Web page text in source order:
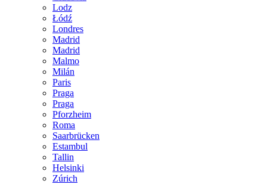
Lodz
Łódź
Londres
Madrid
Madrid
Malmo
Milán
Paris
Praga
Praga
Pforzheim
Roma
Saarbrücken
Estambul
Tallin
Helsinki
Zúrich